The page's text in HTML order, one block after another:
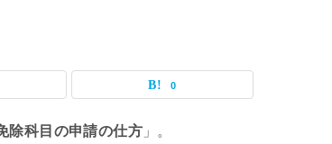
0
除科目の申請の仕方 」。